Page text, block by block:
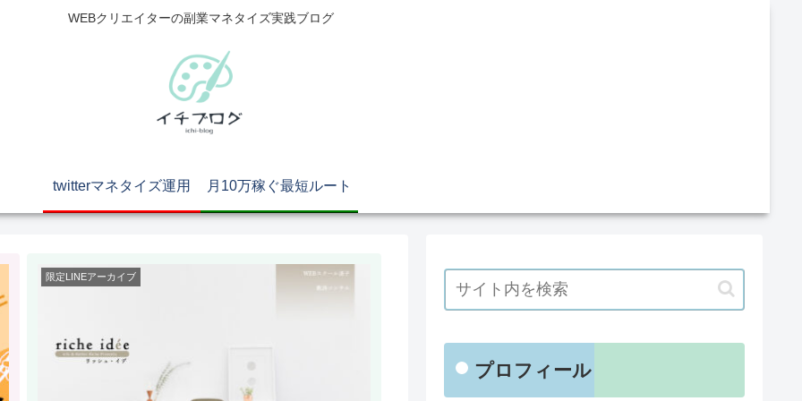
WEBクリエイターの副業マネタイズ実践ブログ
twitterマネタイズ運用 月10万稼ぐ最短ルート
限定LINEアーカイブ
プロフィール